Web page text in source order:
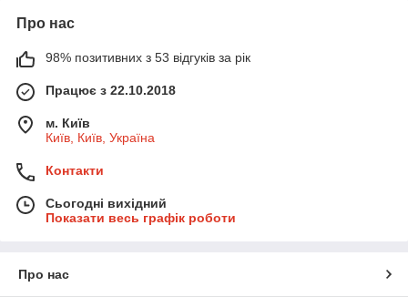
Про нас
98% позитивних з 53 відгуків за рік
Працює з 22.10.2018
м. Київ
Київ, Київ, Україна
Контакти
Сьогодні вихідний
Показати весь графік роботи
Про нас